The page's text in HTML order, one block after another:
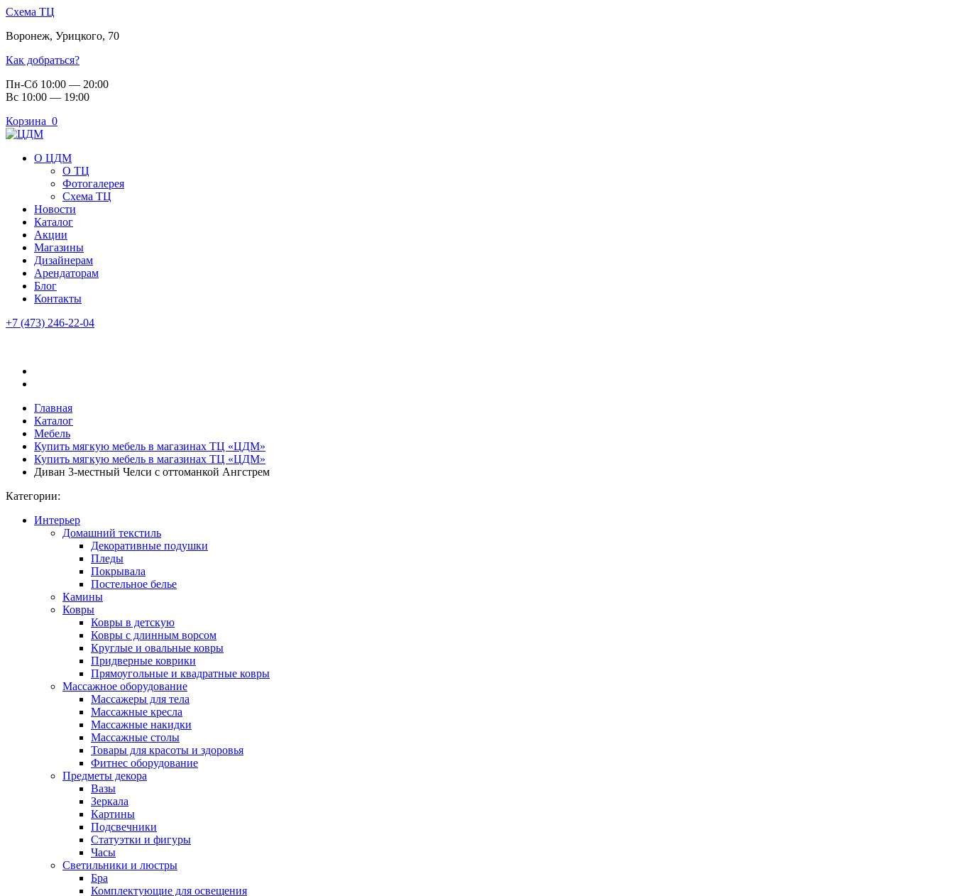
Схема ТЦ
Воронеж, Урицкого, 70
Как добраться?
Пн-Сб 10:00 — 20:00
Вс 10:00 — 19:00
Корзина 0
О ЦДМ
О ТЦ
Фотогалерея
Схема ТЦ
Новости
Каталог
Акции
Магазины
Дизайнерам
Арендаторам
Блог
Контакты
+7 (473) 246-22-04
Главная
Каталог
Мебель
Купить мягкую мебель в магазинах ТЦ «ЦДМ»
Купить мягкую мебель в магазинах ТЦ «ЦДМ»
Диван 3-местный Челси с оттоманкой Ангстрем
Категории:
Интерьер
Домашний текстиль
Декоративные подушки
Пледы
Покрывала
Постельное белье
Камины
Ковры
Ковры в детскую
Ковры с длинным ворсом
Круглые и овальные ковры
Придверные коврики
Прямоугольные и квадратные ковры
Массажное оборудование
Массажеры для тела
Массажные кресла
Массажные накидки
Массажные столы
Товары для красоты и здоровья
Фитнес оборудование
Предметы декора
Вазы
Зеркала
Картины
Подсвечники
Статуэтки и фигуры
Часы
Светильники и люстры
Бра
Комплектующие для освещения